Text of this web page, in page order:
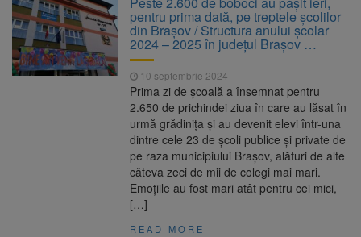
Nivelul Dunării a început să crească
8 august 2026
Asociația Română pentru
Iluminat cere reducerea luminii pe timpul
nopții, nu oprirea iluminatului public
7 august 2026
Trafic blocat pe DN1E Brașov
– Poiana Brașov după un accident. Două
persoane primesc îngrijiri medicale
Se schimbă examenul de
medic specialist. Subiecte unice în toată țara,
aceeași oră și același barem
pentru prima dată, pe treptele școlilor
din Brașov / Structura anului școlar
2024 – 2025 în județul Brașov …
10 septembrie 2024
Prima zi de școală a însemnat pentru
2.650 de prichindei ziua în care au lăsat în
urmă grădinița și au devenit elevi într-una
dintre cele 23 de școli publice și private de
pe raza municipiului Brașov, alături de alte
câteva zeci de mii de colegi mai mari.
Emoțiile au fost mari atât pentru cei mici,
[…]
READ MORE